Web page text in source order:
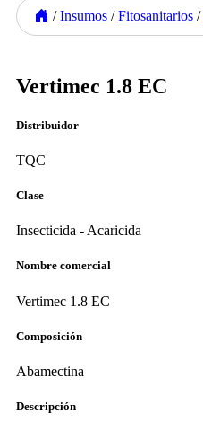
/ Insumos / Fitosanitarios /
Vertimec 1.8 EC
Distribuidor
TQC
Clase
Insecticida - Acaricida
Nombre comercial
Vertimec 1.8 EC
Composición
Abamectina
Descripción